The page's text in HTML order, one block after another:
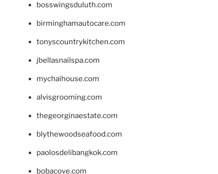
bosswingsduluth.com
birminghamautocare.com
tonyscountrykitchen.com
jbellasnailspa.com
mychaihouse.com
alvisgrooming.com
thegeorginaestate.com
blythewoodseafood.com
paolosdelibangkok.com
bobacove.com